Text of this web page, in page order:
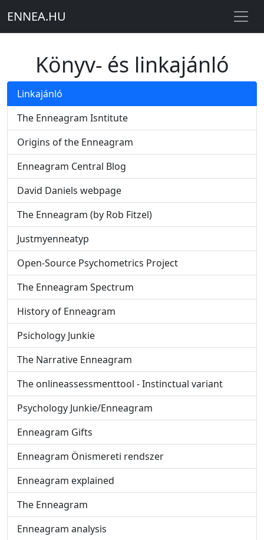
ENNEA.HU
Könyv- és linkajánló
Linkajánló
The Enneagram Isntitute
Origins of the Enneagram
Enneagram Central Blog
David Daniels webpage
The Enneagram (by Rob Fitzel)
Justmyenneatyp
Open-Source Psychometrics Project
The Enneagram Spectrum
History of Enneagram
Psichology Junkie
The Narrative Enneagram
The onlineassessmenttool - Instinctual variant
Psychology Junkie/Enneagram
Enneagram Gifts
Enneagram Önismereti rendszer
Enneagram explained
The Enneagram
Enneagram analysis